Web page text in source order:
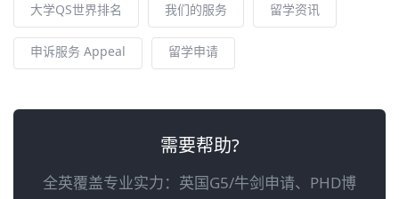
大学QS世界排名 我们的服务 留学资讯
申诉服务 Appeal 留学申请
需要帮助?
全英覆盖专业实力：英国G5/牛剑申请、PHD博